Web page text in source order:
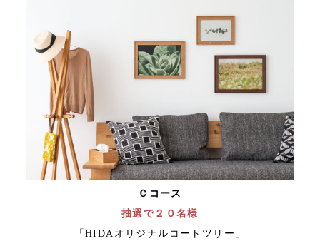
Ｃコース
抽選で２０名様
「HIDAオリジナルコートツリー」